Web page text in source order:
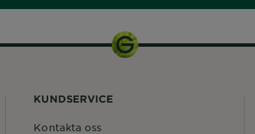
KUNDSERVICE
Kontakta oss